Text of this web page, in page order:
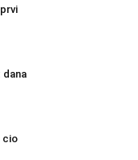
dana
cio